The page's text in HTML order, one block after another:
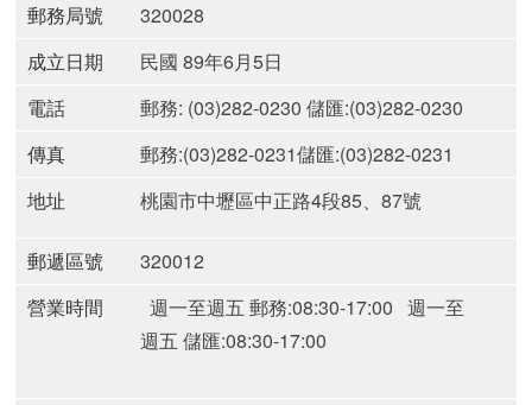
郵務局號
320028
成立日期
民國 89年6月5日
電話
郵務: (03)282-0230 儲匯:(03)282-0230
傳真
郵務:(03)282-0231儲匯:(03)282-0231
地址
桃園市中壢區中正路4段85、87號
郵遞區號
320012
營業時間
週一至週五 郵務:08:30-17:00 週一至
週五 儲匯:08:30-17:00